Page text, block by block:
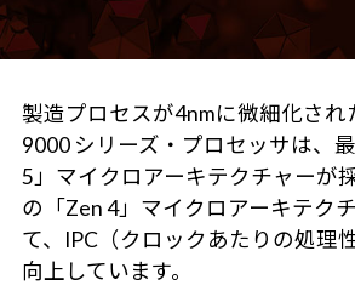
製造プロセスが4nmに微細化され
9000 シリーズ・プロセッサは、
5」マイクロアーキテクチャーが
の「Zen 4」マイクロアーキテク
て、IPC（クロックあたりの処理
向上しています。